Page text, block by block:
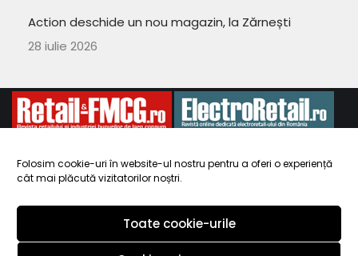
Folosim cookie-uri în website-ul nostru pentru a oferi o experiență
cât mai plăcută vizitatorilor noștri.
Toate cookie-urile
Action deschide un nou magazin, la Zărnești
28 iulie 2026
site-ului.